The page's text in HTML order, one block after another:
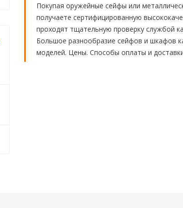
Покупая оружейные сейфы или
получаете сертифицированную
проходят тщательную проверку службой
Большое разнообразие сейфов и шкафов
моделей. Цены. Способы оплаты и